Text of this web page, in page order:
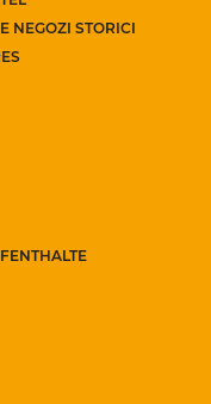
NEGOZI STORICI